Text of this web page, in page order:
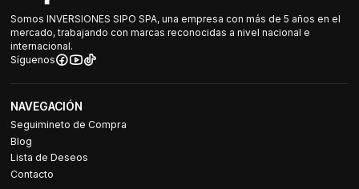
Somos INVERSIONES SIPO SPA, una empresa con más de 5 años en el
mercado, trabajando con marcas reconocidas a nivel nacional e
internacional.
Síguenos
NAVEGACIÓN
Seguimineto de Compra
Blog
Lista de Deseos
Contacto